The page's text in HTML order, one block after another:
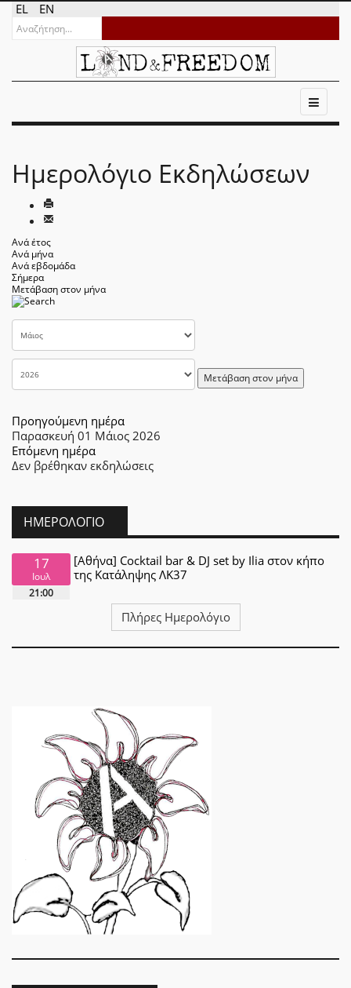
EL EN
Ημερολόγιο Εκδηλώσεων
Ανά έτος
Ανά μήνα
Ανά εβδομάδα
Σήμερα
Μετάβαση στον μήνα
Μετάβαση στον μήνα
Προηγούμενη ημέρα
Παρασκευή 01 Μάιος 2026
Επόμενη ημέρα
Δεν βρέθηκαν εκδηλώσεις
ΗΜΕΡΟΛΌΓΙΟ
17
Ιουλ
21:00
[Αθήνα] Cocktail bar & DJ set by Ilia στον κήπο
της Κατάληψης ΛΚ37
Πλήρες Ημερολόγιο